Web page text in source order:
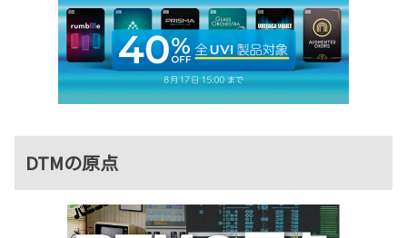
DTMの原点